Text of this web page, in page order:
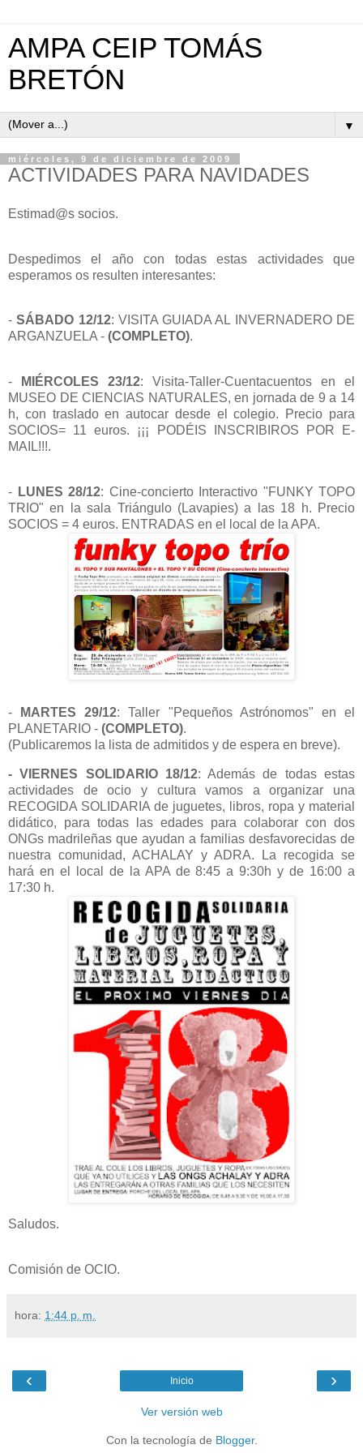
AMPA CEIP TOMÁS
BRETÓN
▼
miércoles, 9 de diciembre de 2009
ACTIVIDADES PARA NAVIDADES
Estimad@s socios.
Despedimos el año con todas estas actividades que
esperamos os resulten interesantes:
-SÁBADO 12/12: VISITA GUIADA AL INVERNADERO DE
ARGANZUELA - (COMPLETO).
- MIÉRCOLES 23/12: Visita-Taller-Cuentacuentos en el
MUSEO DE CIENCIAS NATURALES, en jornada de 9 a 14
h, con traslado en autocar desde el colegio. Precio para
SOCIOS= 11 euros. ¡¡¡ PODÉIS INSCRIBIROS POR E-
MAIL!!!.
- LUNES 28/12: Cine-concierto Interactivo "FUNKY TOPO
TRIO" en la sala Triángulo (Lavapies) a las 18 h. Precio
SOCIOS = 4 euros. ENTRADAS en el local de la APA.
- MARTES 29/12: Taller "Pequeños Astrónomos" en el
PLANETARIO - (COMPLETO).
(Publicaremos la lista de admitidos y de espera en breve).
- VIERNES SOLIDARIO 18/12: Además de todas estas
actividades de ocio y cultura vamos a organizar una
RECOGIDA SOLIDARIA de juguetes, libros, ropa y material
didático, para todas las edades para colaborar con dos
ONGs madrileñas que ayudan a familias desfavorecidas de
nuestra comunidad, ACHALAY y ADRA. La recogida se
hará en el local de la APA de 8:45 a 9:30h y de 16:00 a
17:30 h.
Saludos.
Comisión de OCIO.
hora: 1:44 p. m.
‹ ›
Inicio
Ver versión web
Con la tecnología de Blogger.